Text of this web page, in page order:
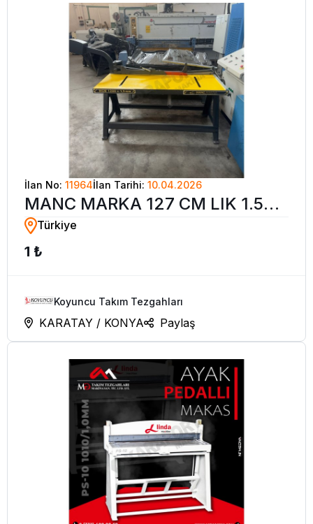
İlan No: 11964İlan Tarihi: 10.04.2026
MANC MARKA 127 CM LIK 1.5
MM KOLLU GİYOTİN MAKAS
(SIFIR)
Türkiye
1 ₺
Koyuncu Takım Tezgahları
KARATAY / KONYA Paylaş